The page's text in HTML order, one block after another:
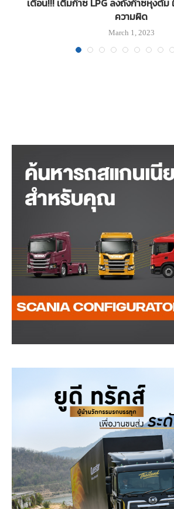
เตือน!!! เติมก๊าซ LPG ลงถังก๊าซหุงต้ม
ความผิด
March 1, 2023